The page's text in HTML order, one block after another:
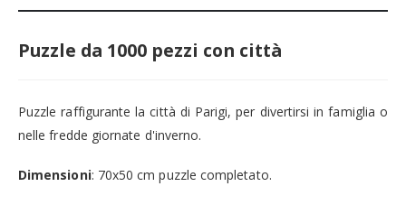
Puzzle da 1000 pezzi con città
Puzzle raffigurante la città di Parigi, per divertirsi in famiglia o
nelle fredde giornate d'inverno.
Dimensioni: 70x50 cm puzzle completato.